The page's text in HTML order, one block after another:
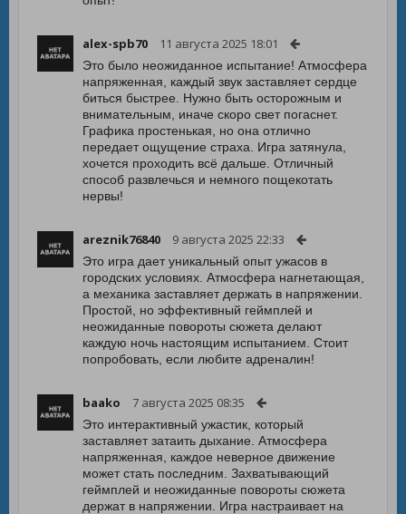
alex-spb70 11 августа 2025 18:01
Это было неожиданное испытание! Атмосфера
напряженная, каждый звук заставляет сердце
биться быстрее. Нужно быть осторожным и
внимательным, иначе скоро свет погаснет.
Графика простенькая, но она отлично
передает ощущение страхa. Игра затянула,
хочется проходить всё дальше. Отличный
способ развлечься и немного пощекотать
нервы!
areznik76840 9 августа 2025 22:33
Это игра дает уникальный опыт ужасов в
городских условиях. Атмосфера нагнетающая,
а механика заставляет держать в напряжении.
Простой, но эффективный геймплей и
неожиданные повороты сюжета делают
каждую ночь настоящим испытанием. Стоит
попробовать, если любите адреналин!
baako 7 августа 2025 08:35
Это интерактивный ужастик, который
заставляет затаить дыхание. Атмосфера
напряженная, каждое неверное движение
может стать последним. Захватывающий
геймплей и неожиданные повороты сюжета
держат в напряжении. Игра настраивает на